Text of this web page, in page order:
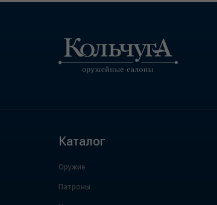
Каталог
Оружие
Патроны